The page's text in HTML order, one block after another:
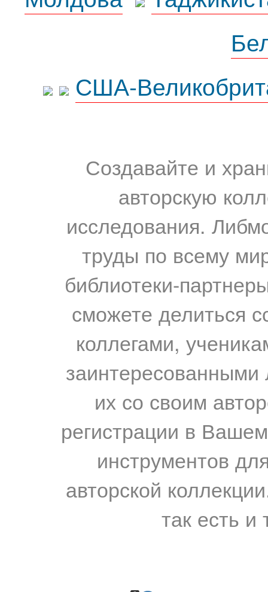
США-
Создавайте и
авторскую
исследования.
труды по всему
библиотеки-
сможете делиться
коллегами,
их со своим
регистрации в
инструментов
авторской
так есть и